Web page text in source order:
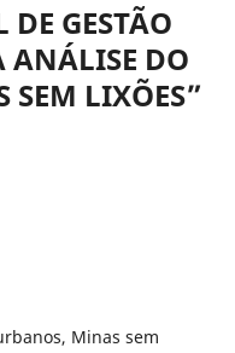
GESTÃO
ANÁLISE DO
LIXÕES”
Minas sem